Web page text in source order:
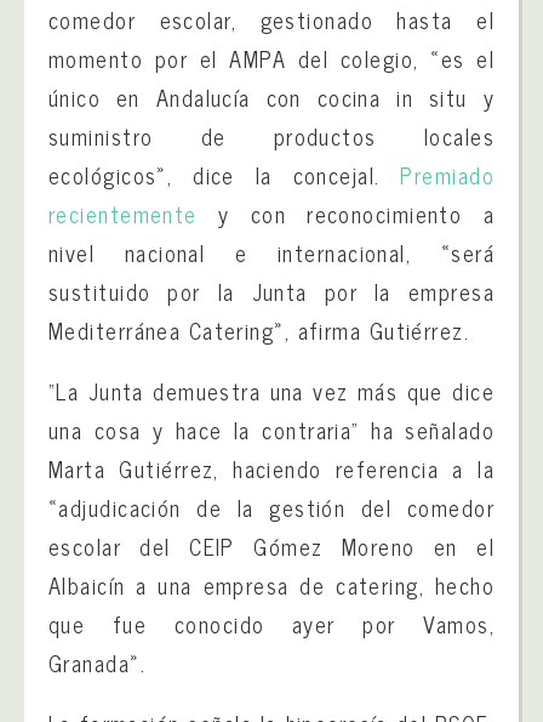
comedor escolar, gestionado hasta el
momento por el AMPA del colegio, «es el
único en Andalucía con cocina in situ y
suministro de productos locales
ecológicos», dice la concejal.Premiado
recientemente y con reconocimiento a
nivel nacional e internacional, «será
sustituido por la Junta por la empresa
Mediterránea Catering», afirma Gutiérrez.
“La Junta demuestra una vez más que dice
una cosa y hace la contraria” ha señalado
Marta Gutiérrez, haciendo referencia a la
«adjudicación de la gestión del comedor
escolar del CEIP Gómez Moreno en el
Albaicín a una empresa de catering, hecho
que fue conocido ayer por Vamos,
Granada».